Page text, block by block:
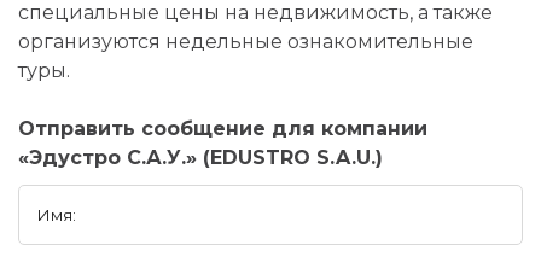
специальные цены на недвижимость, а также
организуются недельные ознакомительные
туры.
Отправить сообщение для компании
«Эдустро С.А.У.» (EDUSTRO S.A.U.)
Имя: